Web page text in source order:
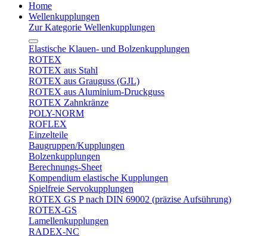
Home
Wellenkupplungen
Zur Kategorie Wellenkupplungen
Elastische Klauen- und Bolzenkupplungen
ROTEX
ROTEX aus Stahl
ROTEX aus Grauguss (GJL)
ROTEX aus Aluminium-Druckguss
ROTEX Zahnkränze
POLY-NORM
ROFLEX
Einzelteile
Baugruppen/Kupplungen
Bolzenkupplungen
Berechnungs-Sheet
Kompendium elastische Kupplungen
Spielfreie Servokupplungen
ROTEX GS P nach DIN 69002 (präzise Aufsührung)
ROTEX-GS
Lamellenkupplungen
RADEX-NC